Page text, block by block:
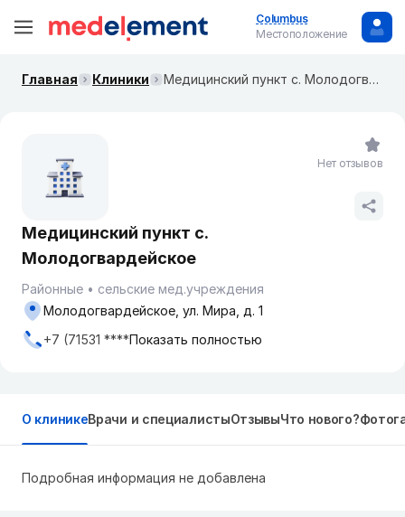
Columbus
Местоположение
Главная Клиники Медицинский пункт с. Молодогвардейское
Медицинский пункт с.
Молодогвардейское
Районные
сельские мед.учреждения
Молодогвардейское, ул. Мира, д. 1
+7 (71531 ****Показать полностью
Нет отзывов
О клиникеВрачи и специалистыОтзывыЧто нового?
Подробная информация не добавлена